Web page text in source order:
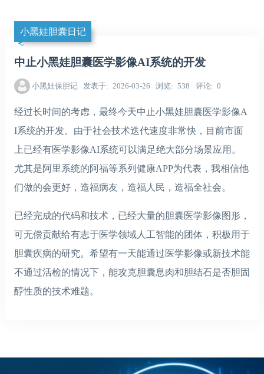
小黑娃胆囊日记
中止小黑娃胆囊医学影像AI系统的开发
小黑娃保胆记 发表于 2026-03-26 浏览 538 评论 0
经过长时间的考虑，最终今天中止小黑娃胆囊医学影像A
I系统的开发。由于社会技术迭代速度非常快，目前市面
上已经有医学影像AI系统可以满足绝大部分场景应用。
尤其是阿里系统的阿福等系列健康APP为代表，我相信他
们做的会更好，造福病友，造福人民，造福全社会。
已经完成的代码和技术，已经大量的胆囊医学影像图形，
可无偿贡献给有志于医学领域人工智能的团体，积极用于
胆囊疾病的研究。希望有一天能通过医学影像或新技术能
不通过活检的情况下，能攻克胆囊息肉和胆结石是否胆固
醇性质的技术难题。